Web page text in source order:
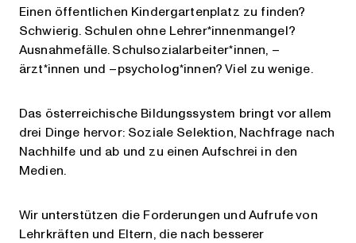
Einen öffentlichen Kindergartenplatz zu finden?
Schwierig. Schulen ohne Lehrer*innenmangel?
Ausnahmefälle. Schulsozialarbeiter*innen, –
ärzt*innen und –psycholog*innen? Viel zu wenige.
Das österreichische Bildungssystem bringt vor allem
drei Dinge hervor: Soziale Selektion, Nachfrage nach
Nachhilfe und ab und zu einen Aufschrei in den
Medien.
Wir unterstützen die Forderungen und Aufrufe von
Lehrkräften und Eltern, die nach besserer